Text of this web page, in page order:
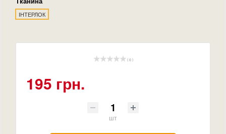
ІНТЕРЛОК
( 0 )
195 грн.
шт